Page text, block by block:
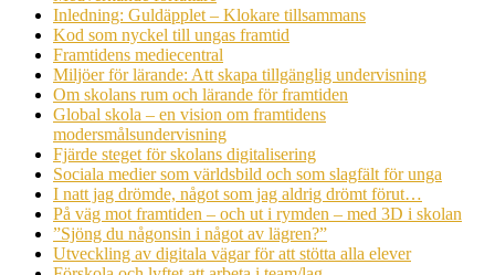
Inledning: Guldäpplet – Klokare tillsammans
Kod som nyckel till ungas framtid
Framtidens mediecentral
Miljöer för lärande: Att skapa tillgänglig undervisning
Om skolans rum och lärande för framtiden
Global skola – en vision om framtidens
modersmålsundervisning
Fjärde steget för skolans digitalisering
Sociala medier som världsbild och som slagfält för unga
I natt jag drömde, något som jag aldrig drömt förut…
På väg mot framtiden – och ut i rymden – med 3D i skolan
”Sjöng du någonsin i något av lägren?”
Utveckling av digitala vägar för att stötta alla elever